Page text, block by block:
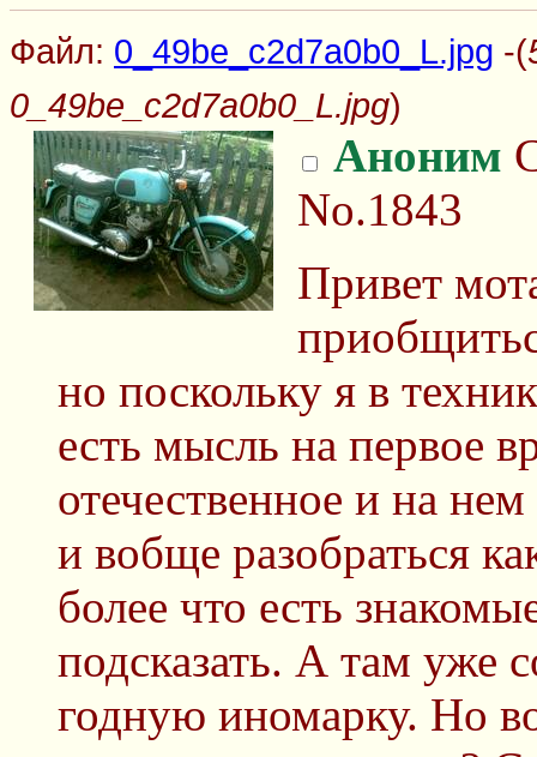
Файл: 0_49be_c2d7a0b0_L.jpg -(
0_49be_c2d7a0b0_L.jpg)
Аноним
No.1843
Привет
но поскольку я в
есть мысль на первое
отечественное и на
и вобще разобраться
более что есть
подсказать. А там уже
годную иномарку. Но